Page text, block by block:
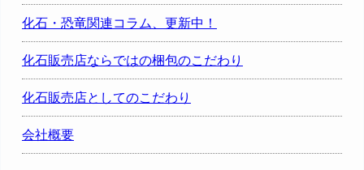
化石・恐竜関連コラム、更新中！
化石販売店ならではの梱包のこだわり
化石販売店としてのこだわり
会社概要